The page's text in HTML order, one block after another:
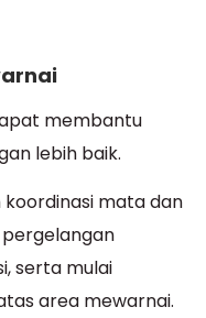
membantu
lebih baik.
mata dan
serta mulai
area mewarnai.